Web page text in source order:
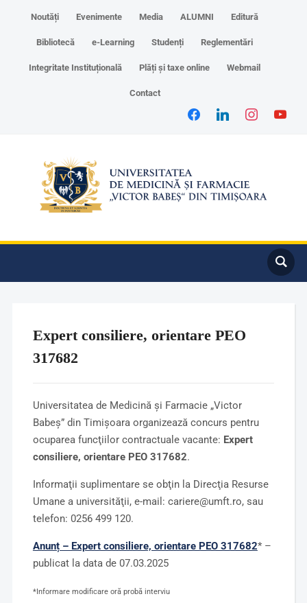
Noutăți Evenimente Media ALUMNI Editură
Bibliotecă e-Learning Studenți Reglementări
Integritate Instituțională Plăți și taxe online Webmail
Contact
Expert consiliere, orientare PEO
317682
Universitatea de Medicină şi Farmacie „Victor
Babeş” din Timişoara organizează concurs pentru
ocuparea funcţiilor contractuale vacante: Expert
consiliere, orientare PEO 317682.
Informaţii suplimentare se obţin la Direcţia Resurse
Umane a universităţii, e-mail: cariere@umft.ro, sau
telefon: 0256 499 120.
Anunț – Expert consiliere, orientare PEO 317682* –
publicat la data de 07.03.2025
*Informare modificare oră probă interviu